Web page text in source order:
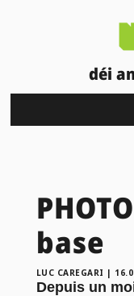
déi
base
LUC CAREGARI |
Depuis un